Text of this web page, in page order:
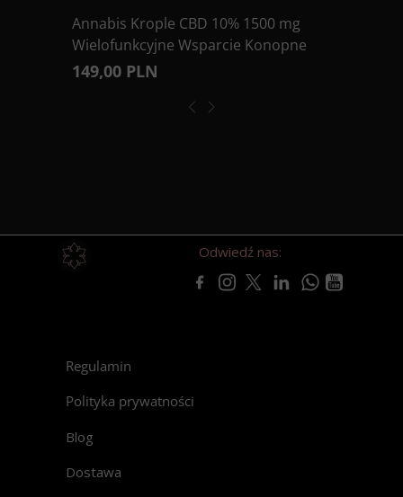
Annabis Krople CBD 10% 1500 mg
Wielofunkcyjne Wsparcie Konopne
149,00 PLN
Blog
Dostawa
Regulamin
Polityka prywatności
Odwiedź nas: